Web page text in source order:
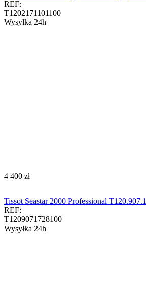
REF:
T1202171101100
Wysyłka 24h
‍4 400‍ zł
Tissot Seastar 2000 Professional
REF:
T1209071728100
Wysyłka 24h